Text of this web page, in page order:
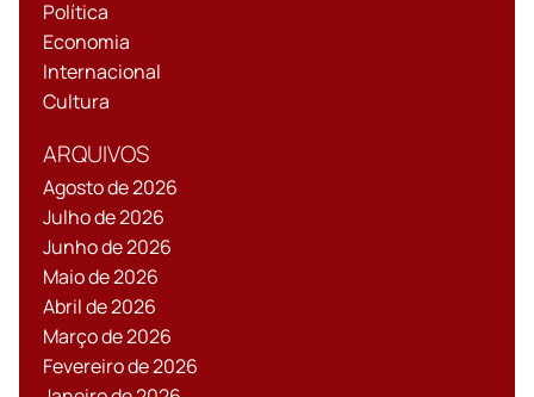
Política
Economia
Internacional
Cultura
ARQUIVOS
Agosto de 2026
Julho de 2026
Junho de 2026
Maio de 2026
Abril de 2026
Março de 2026
Fevereiro de 2026